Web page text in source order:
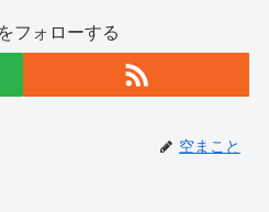
フォローする
空まこと